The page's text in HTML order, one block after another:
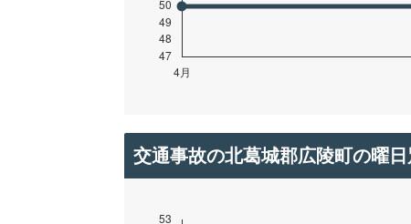
交通事故の北葛城郡広陵町の曜